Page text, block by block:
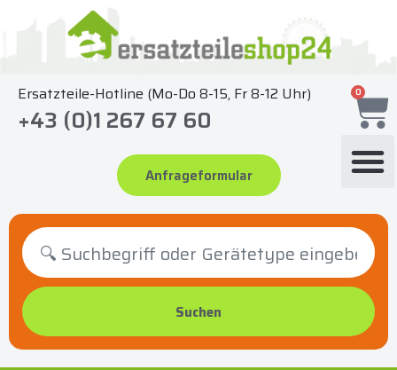
springen
Ersatzteile-Hotline (Mo-Do 8-15, Fr 8-12 Uhr)
+43 (0)1 267 67 60
Anfrageformular
0